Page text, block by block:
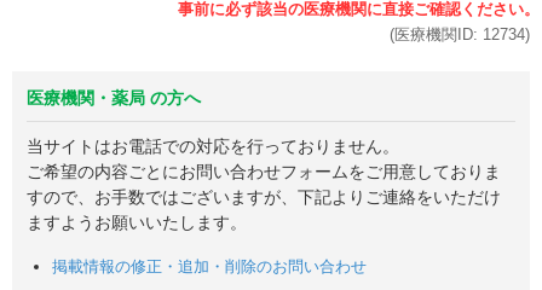
(医療機関ID: 12734)
医療機関・薬局 の方へ
当サイトはお電話での対応を行っておりません。
ご希望の内容ごとにお問い合わせフォームをご用意しておりま
すので、お手数ではございますが、下記よりご連絡をいただけ
ますようお願いいたします。
掲載情報の修正・追加・削除のお問い合わせ